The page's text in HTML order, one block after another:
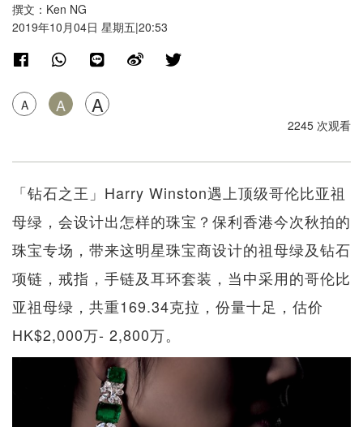
撰文：Ken NG
2019年10月04日 星期五|20:53
A A A
2245 次观看
「钻石之王」Harry Winston遇上顶级哥伦比亚祖
母绿，会设计出怎样的珠宝？保利香港今次秋拍的
珠宝专场，带来这明星珠宝商设计的祖母绿及钻石
项链，戒指，手链及耳环套装，当中采用的哥伦比
亚祖母绿，共重169.34克拉，份量十足，估价
HK$2,000万- 2,800万。